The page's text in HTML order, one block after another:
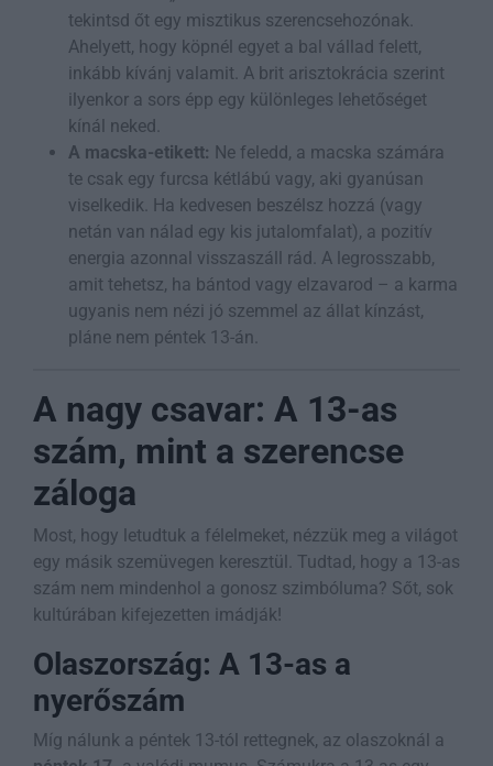
tekintsd őt egy misztikus szerencsehozónak.
Ahelyett, hogy köpnél egyet a bal vállad felett,
inkább kívánj valamit. A brit arisztokrácia szerint
ilyenkor a sors épp egy különleges lehetőséget
kínál neked.
A macska-etikett: Ne feledd, a macska számára
te csak egy furcsa kétlábú vagy, aki gyanúsan
viselkedik. Ha kedvesen beszélsz hozzá (vagy
netán van nálad egy kis jutalomfalat), a pozitív
energia azonnal visszaszáll rád. A legrosszabb,
amit tehetsz, ha bántod vagy elzavarod – a karma
ugyanis nem nézi jó szemmel az állat kínzást,
pláne nem péntek 13-án.
A nagy csavar: A 13-as
szám, mint a szerencse
záloga
Most, hogy letudtuk a félelmeket, nézzük meg a világot
egy másik szemüvegen keresztül. Tudtad, hogy a 13-as
szám nem mindenhol a gonosz szimbóluma? Sőt, sok
kultúrában kifejezetten imádják!
Olaszország: A 13-as a
nyerőszám
Míg nálunk a péntek 13-tól rettegnek, az olaszoknál a